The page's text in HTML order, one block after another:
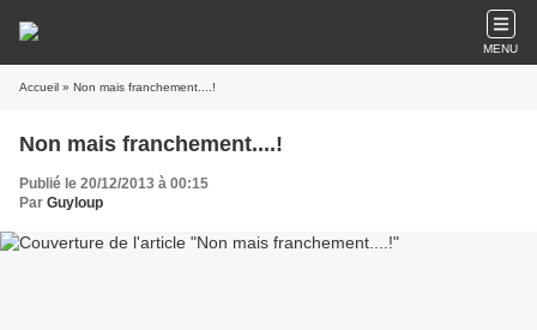
MENU
Accueil » Non mais franchement....!
Non mais franchement....!
Publié le 20/12/2013 à 00:15
Par Guyloup